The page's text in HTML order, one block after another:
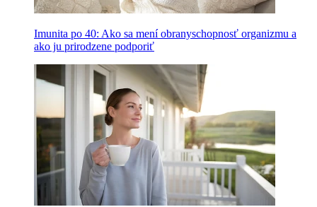
Imunita po 40: Ako sa mení obranyschopnosť organizmu a
ako ju prirodzene podporiť